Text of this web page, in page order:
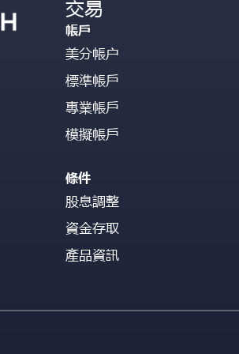
交易
帳戶
美分帳户
標準帳戶
專業帳戶
模擬帳戶
條件
股息調整
資金存取
產品資訊